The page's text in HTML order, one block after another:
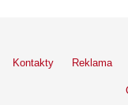
Kontakty Reklama